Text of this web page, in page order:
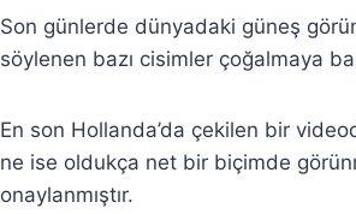
Son günlerde dünyadaki güneş
söylenen bazı cisimler çoğalmaya
En son Hollanda’da çekilen bir
ne ise oldukça net bir biçimde
onaylanmıştır.